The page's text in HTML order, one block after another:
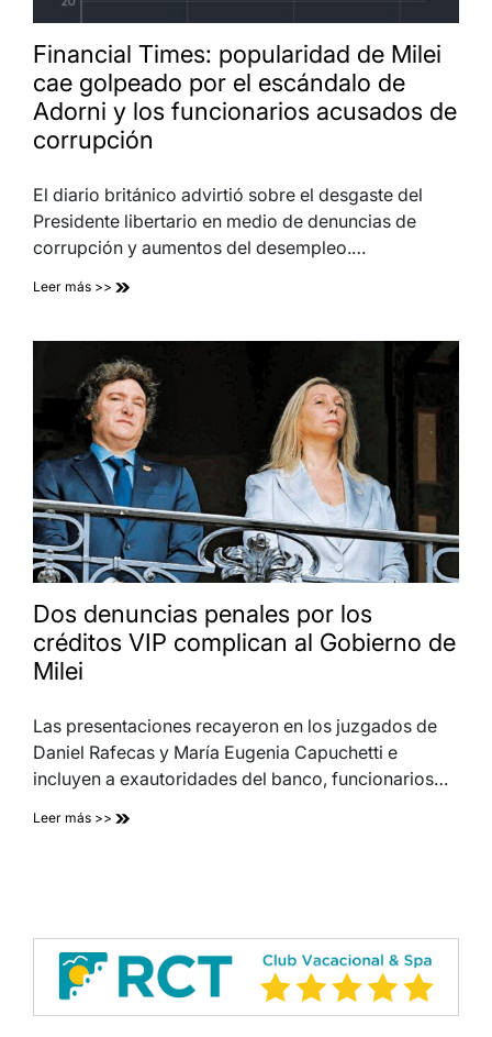
Financial Times: popularidad de Milei
cae golpeado por el escándalo de
Adorni y los funcionarios acusados de
corrupción
El diario británico advirtió sobre el desgaste del
Presidente libertario en medio de denuncias de
corrupción y aumentos del desempleo.…
Leer más >>
Dos denuncias penales por los
créditos VIP complican al Gobierno de
Milei
Las presentaciones recayeron en los juzgados de
Daniel Rafecas y María Eugenia Capuchetti e
incluyen a exautoridades del banco, funcionarios…
Leer más >>